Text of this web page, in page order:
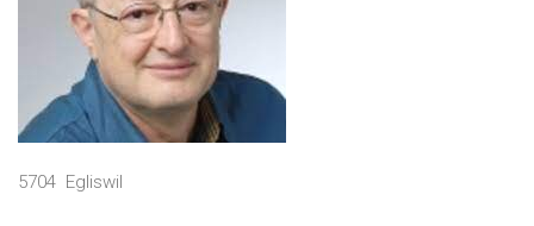
5704 Egliswil